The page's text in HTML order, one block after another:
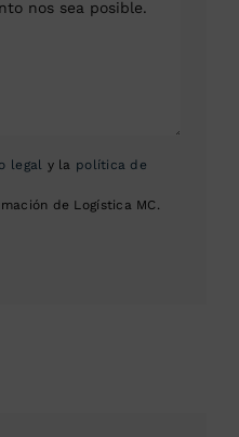
legal y la política de
de Logística MC.